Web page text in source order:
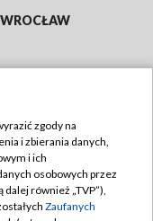
WROCŁAW
zgody na
i zbierania danych,
i ich
osobowych przez
dalej również „TVP”),
Zaufanych